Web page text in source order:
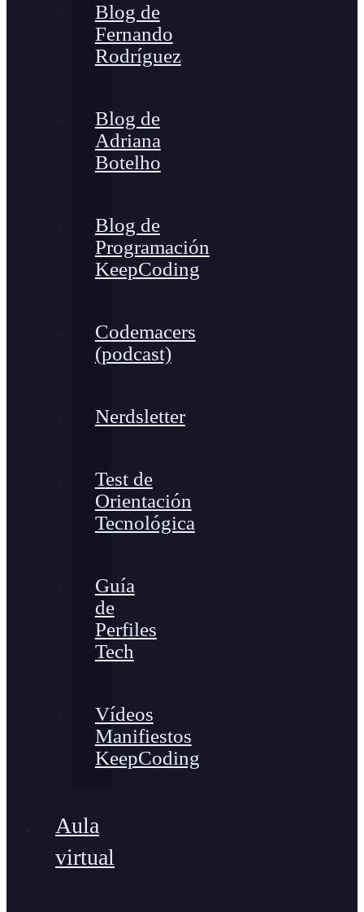
Blog de
Fernando
Rodríguez
Blog de
Adriana
Botelho
Blog de
Programación
KeepCoding
Codemacers
(podcast)
Nerdsletter
Test de
Orientación
Tecnológica
Guía
de
Perfiles
Tech
Vídeos
Manifiestos
KeepCoding
Aula
virtual